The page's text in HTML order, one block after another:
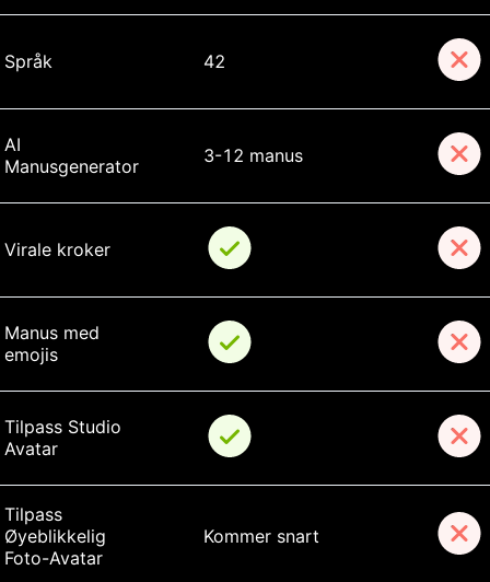
Språk 42
AI
Manusgenerator
3-12 manus
Virale kroker
Manus med
emojis
Tilpass Studio
Avatar
Tilpass
Øyeblikkelig
Foto-Avatar
Kommer snart